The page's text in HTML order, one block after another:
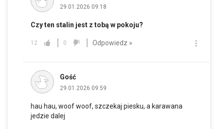
29.01.2026 09:18
Czy ten stalin jest z tobą w pokoju?
12 0 Odpowiedz »
Gość
29.01.2026 09:59
hau hau, woof woof, szczekaj piesku, a karawana
jedzie dalej